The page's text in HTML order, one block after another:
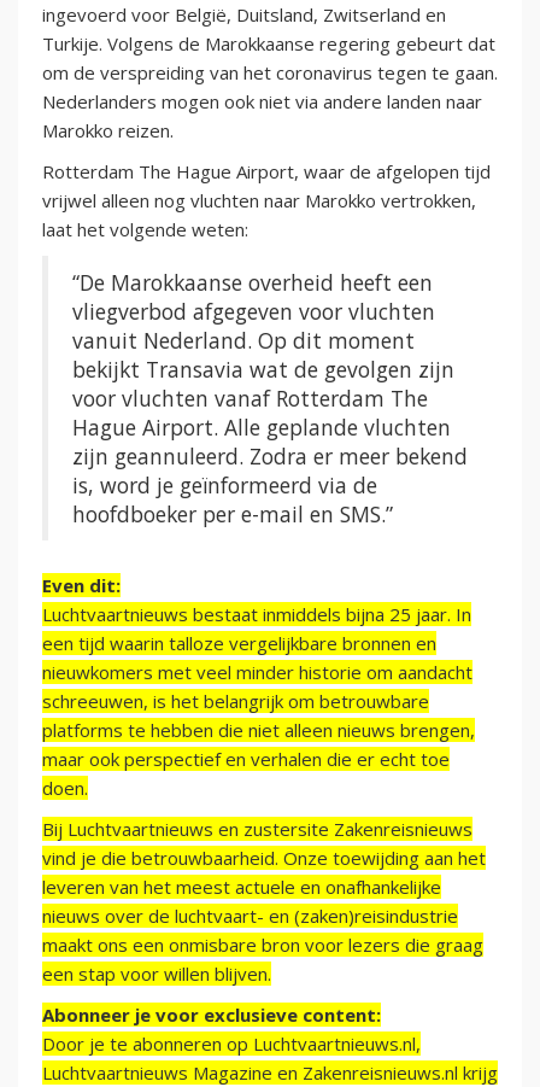
ingevoerd voor België, Duitsland, Zwitserland en
Turkije. Volgens de Marokkaanse regering gebeurt dat
om de verspreiding van het coronavirus tegen te gaan.
Nederlanders mogen ook niet via andere landen naar
Marokko reizen.
Rotterdam The Hague Airport, waar de afgelopen tijd
vrijwel alleen nog vluchten naar Marokko vertrokken,
laat het volgende weten:
“De Marokkaanse overheid heeft een
vliegverbod afgegeven voor vluchten
vanuit Nederland. Op dit moment
bekijkt Transavia wat de gevolgen zijn
voor vluchten vanaf Rotterdam The
Hague Airport. Alle geplande vluchten
zijn geannuleerd. Zodra er meer bekend
is, word je geïnformeerd via de
hoofdboeker per e-mail en SMS.”
Even dit:
Luchtvaartnieuws bestaat inmiddels bijna 25 jaar. In
een tijd waarin talloze vergelijkbare bronnen en
nieuwkomers met veel minder historie om aandacht
schreeuwen, is het belangrijk om betrouwbare
platforms te hebben die niet alleen nieuws brengen,
maar ook perspectief en verhalen die er echt toe
doen.
Bij Luchtvaartnieuws en zustersite Zakenreisnieuws
vind je die betrouwbaarheid. Onze toewijding aan het
leveren van het meest actuele en onafhankelijke
nieuws over de luchtvaart- en (zaken)reisindustrie
maakt ons een onmisbare bron voor lezers die graag
een stap voor willen blijven.
Abonneer je voor exclusieve content:
Door je te abonneren op Luchtvaartnieuws.nl,
Luchtvaartnieuws Magazine en Zakenreisnieuws.nl krijg